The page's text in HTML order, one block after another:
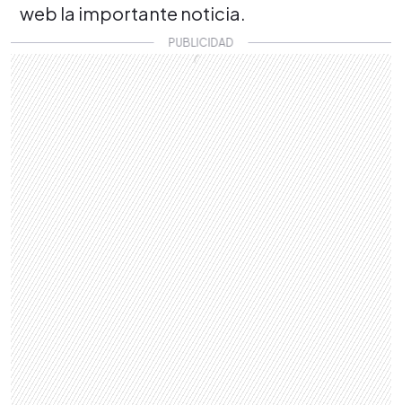
web la importante noticia.